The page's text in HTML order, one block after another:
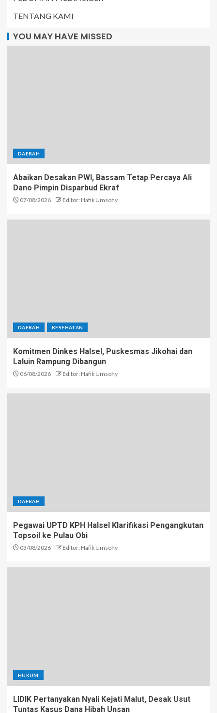
TENTANG KAMI
YOU MAY HAVE MISSED
DAERAH
Abaikan Desakan PWI, Bassam Tetap Percaya Ali
Dano Pimpin Disparbud Ekraf
07/08/2026 Editor: Hafik Umsohy
DAERAH KESEHATAN
Komitmen Dinkes Halsel, Puskesmas Jikohai dan
Laluin Rampung Dibangun
06/08/2026 Editor: Hafik Umsohy
DAERAH
Pegawai UPTD KPH Halsel Klarifikasi Pengangkutan
Topsoil ke Pulau Obi
03/08/2026 Editor: Hafik Umsohy
HUKUM
LIDIK Pertanyakan Nyali Kejati Malut, Desak Usut
Tuntas Kasus Dana Hibah Unsan